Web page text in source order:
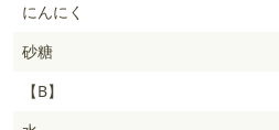
にんにく
砂糖
【B】